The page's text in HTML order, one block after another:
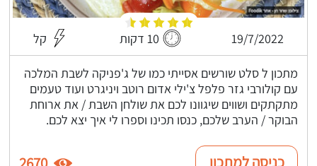
19/7/2022 10 דקות קל
מתכון ל סלט שורשים אסייתי כמו של ג'פניקה לשבת המלכה
עם קולורבי גזר פלפל צ'ילי אדום רוטב ויניגרט ועוד טעמים
מתקתקים ושווים שיגוונו לכם את שולחן השבת / את ארוחת
הבוקר / הערב שלכם, כנסו תכינו וספרו לי איך יצא לכם.
כניסה למתכון